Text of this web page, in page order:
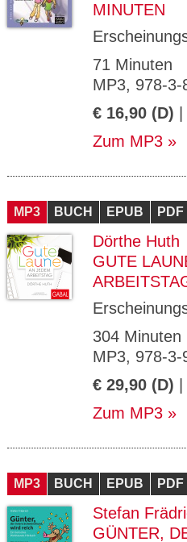
MINUTEN
71 Minuten
MP3, 978-3-
€ 16,90 (D)
Zum MP3
MP3 BUCH EPUB PDF
Dörthe Huth
GUTE
304 Minuten
MP3, 978-3-
€ 29,90 (D)
Zum MP3
MP3 BUCH EPUB PDF
Stefan
GÜNTER,